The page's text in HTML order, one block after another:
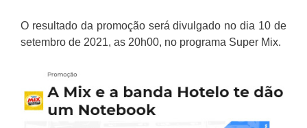
O resultado da promoção será divulgado no dia 10 de
setembro de 2021, as 20h00, no programa Super Mix.